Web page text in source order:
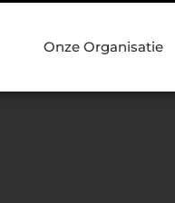
Onze Organisatie